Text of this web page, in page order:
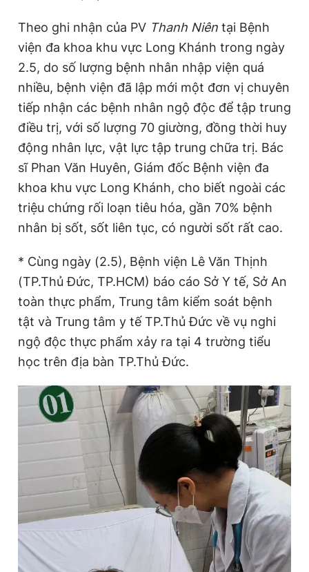
Theo ghi nhận của PV Thanh Niên tại Bệnh
viện đa khoa khu vực Long Khánh trong ngày
2.5, do số lượng bệnh nhân nhập viện quá
nhiều, bệnh viện đã lập mới một đơn vị chuyên
tiếp nhận các bệnh nhân ngộ độc để tập trung
điều trị, với số lượng 70 giường, đồng thời huy
động nhân lực, vật lực tập trung chữa trị. Bác
sĩ Phan Văn Huyên, Giám đốc Bệnh viện đa
khoa khu vực Long Khánh, cho biết ngoài các
triệu chứng rối loạn tiêu hóa, gần 70% bệnh
nhân bị sốt, sốt liên tục, có người sốt rất cao.
* Cùng ngày (2.5), Bệnh viện Lê Văn Thịnh
(TP.Thủ Đức, TP.HCM) báo cáo Sở Y tế, Sở An
toàn thực phẩm, Trung tâm kiểm soát bệnh
tật và Trung tâm y tế TP.Thủ Đức về vụ nghi
ngộ độc thực phẩm xảy ra tại 4 trường tiểu
học trên địa bàn TP.Thủ Đức.